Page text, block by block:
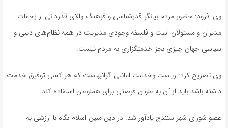
وی افزود: حضور مردم بیانگر قدرشناسی و فرهنگ والای قدردانی از زحمات
مدیران و مسئولان است و فلسفه وجودی مدیریت در همه نظام‌های دینی و
سیاسی جهان چیزی بجز خدمتگزاری به مردم نیست.
وی تصریح کرد: ریاست وخدمت امانتی گرانبهاست که هر کسی توفیق خدمت
داشته باشد باید از آن به عنوان فرصتی برای همنوعان استفاده کند.
عضو شورای شهر سنندج یادآور شد: در دین مبین اسلام نگاه با ارزشی به